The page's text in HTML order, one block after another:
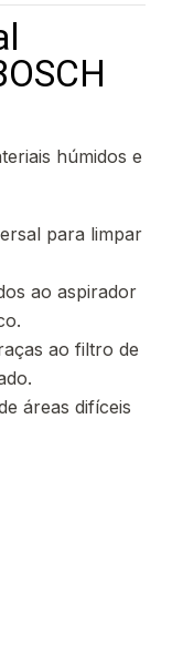
húmidos e
para limpar
ao aspirador
ao filtro de
áreas difíceis